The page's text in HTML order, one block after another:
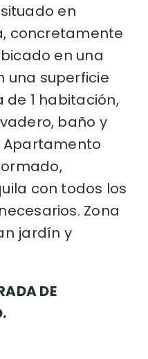
en
concretamente
en una
una superficie
de 1 habitación,
baño y
Apartamento
con todos los
Zona
jardín y
DE